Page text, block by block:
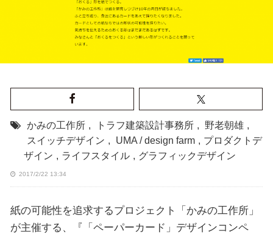
かみの工作所 , トラフ建築設計事務所 , 野老朝雄 ,
スイッチデザイン , UMA / design farm , プロダクトデ
ザイン , ライフスタイル , グラフィックデザイン
2017/2/22 13:34
紙の可能性を追求するプロジェクト「かみの工作所」
が主催する、『「ペーパーカード」デザインコンペ